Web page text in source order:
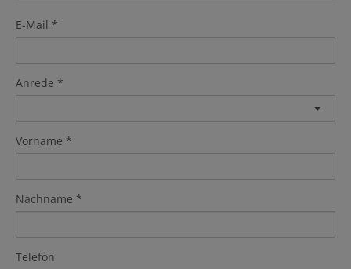
E-Mail
Anrede
Vorname
Nachname
Telefon